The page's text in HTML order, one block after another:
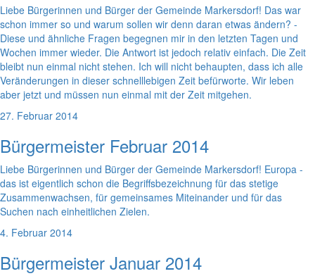
Liebe Bürgerinnen und Bürger der Gemeinde Markersdorf! Das war
schon immer so und warum sollen wir denn daran etwas ändern? -
Diese und ähnliche Fragen begegnen mir in den letzten Tagen und
Wochen immer wieder. Die Antwort ist jedoch relativ einfach. Die Zeit
bleibt nun einmal nicht stehen. Ich will nicht behaupten, dass ich alle
Veränderungen in dieser schnelllebigen Zeit befürworte. Wir leben
aber jetzt und müssen nun einmal mit der Zeit mitgehen.
27. Februar 2014
Bürgermeister Februar 2014
Liebe Bürgerinnen und Bürger der Gemeinde Markersdorf! Europa -
das ist eigentlich schon die Begriffsbezeichnung für das stetige
Zusammenwachsen, für gemeinsames Miteinander und für das
Suchen nach einheitlichen Zielen.
4. Februar 2014
Bürgermeister Januar 2014